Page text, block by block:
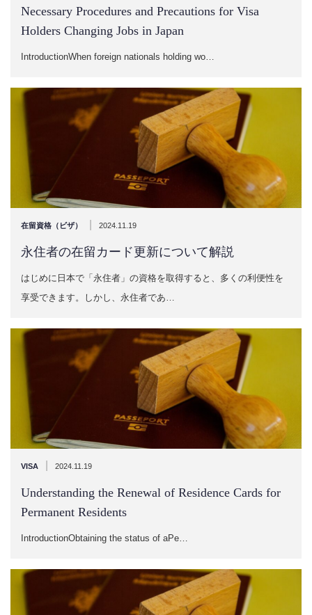
Necessary Procedures and Precautions for Visa
Holders Changing Jobs in Japan
IntroductionWhen foreign nationals holding wo…
在留資格（ビザ） 2024.11.19
永住者の在留カード更新について解説
はじめに日本で「永住者」の資格を取得すると、多くの利便性を
享受できます。しかし、永住者であ…
VISA 2024.11.19
Understanding the Renewal of Residence Cards for
Permanent Residents
IntroductionObtaining the status of aPe…